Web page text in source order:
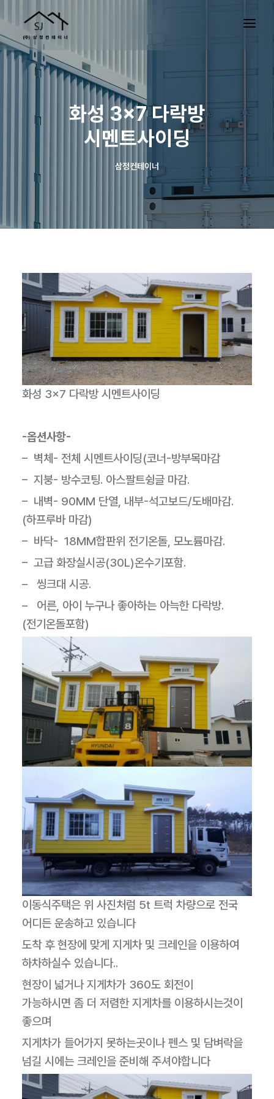
화성 3×7 다락방
시멘트사이딩
삼정컨테이너
화성 3×7 다락방 시멘트사이딩
-옵션사항-
– 벽체- 전체 시멘트사이딩(코너-방부목마감
– 지붕- 방수코팅. 아스팔트슁글 마감.
– 내벽- 90MM 단열, 내부-석고보드/도배마감.
(하프루바 마감)
– 바닥- 18MM합판위 전기온돌, 모노륨마감.
– 고급 화장실시공(30L)온수기포함.
– 씽크대 시공.
– 어른, 아이 누구나 좋아하는 아늑한 다락방.
(전기온돌포함)
이동식주택은 위 사진처럼 5t 트럭 차량으로 전국
어디든 운송하고 있습니다
도착 후 현장에 맞게 지게차 및 크레인을 이용하여
하차하실수 있습니다..
현장이 넓거나 지게차가 360도 회전이
가능하시면 좀 더 저렴한 지게차를 이용하시는것이
좋으며
지게차가 들어가지 못하는곳이나 펜스 및 담벼락을
넘길 시에는 크레인을 준비해 주셔야합니다